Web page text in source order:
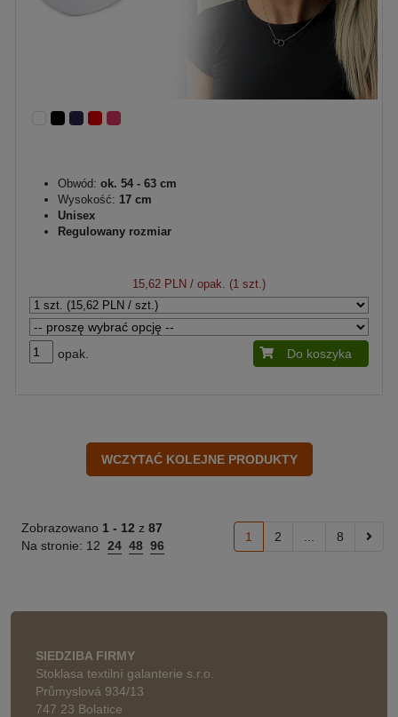
Obwód: ok. 54 - 63 cm
Wysokość: 17 cm
Unisex
Regulowany rozmiar
15,62 PLN / opak. (1 szt.)
opak. Do koszyka
Zobrazowano 1 - 12 z 87
Na stronie: 12 24 48 96
1 2 8
SIEDZIBA FIRMY
Stoklasa textilní galanterie s.r.o.
Průmyslová 934/13
747 23 Bolatice